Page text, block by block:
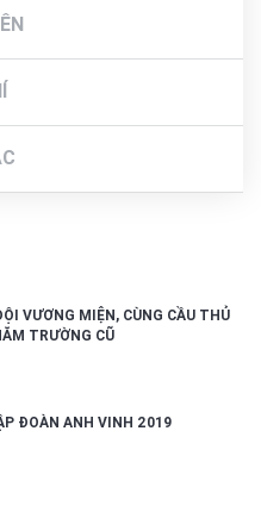
VƯƠNG MIỆN, CÙNG CẦU THỦ
TRƯỜNG CŨ
ĐOÀN ANH VINH 2019